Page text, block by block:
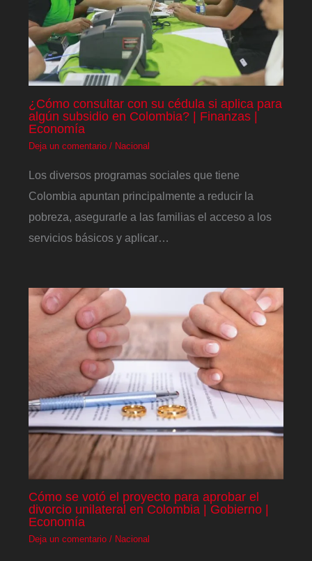
¿Cómo consultar con su cédula si aplica para
algún subsidio en Colombia? | Finanzas |
Economía
Deja un comentario / Nacional
Los diversos programas sociales que tiene
Colombia apuntan principalmente a reducir la
pobreza, asegurarle a las familias el acceso a los
servicios básicos y aplicar…
Cómo se votó el proyecto para aprobar el
divorcio unilateral en Colombia | Gobierno |
Economía
Deja un comentario / Nacional